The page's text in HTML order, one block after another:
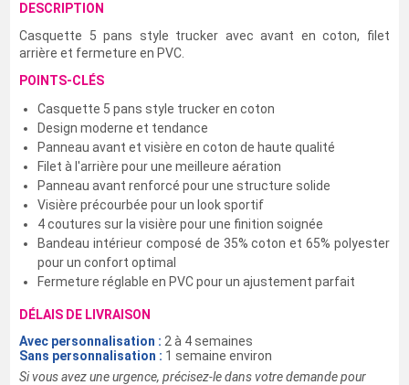
DESCRIPTION
Casquette 5 pans style trucker avec avant en coton, filet
arrière et fermeture en PVC.
POINTS-CLÉS
Casquette 5 pans style trucker en coton
Design moderne et tendance
Panneau avant et visière en coton de haute qualité
Filet à l'arrière pour une meilleure aération
Panneau avant renforcé pour une structure solide
Visière précourbée pour un look sportif
4 coutures sur la visière pour une finition soignée
Bandeau intérieur composé de 35% coton et 65% polyester
pour un confort optimal
Fermeture réglable en PVC pour un ajustement parfait
DÉLAIS DE LIVRAISON
Avec personnalisation : 2 à 4 semaines
Sans personnalisation : 1 semaine environ
Si vous avez une urgence, précisez-le dans votre demande pour